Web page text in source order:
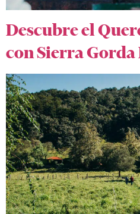
Descubre el
con Sierra